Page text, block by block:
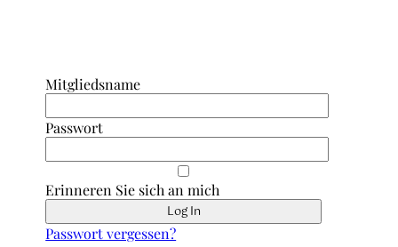
Mitgliedsname
Passwort
Erinneren Sie sich an mich
Passwort vergessen?